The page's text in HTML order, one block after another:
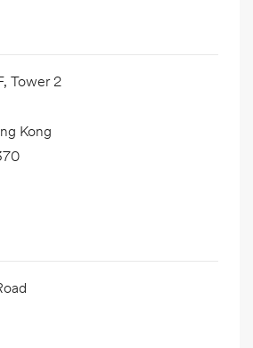
Tower 2
Kong